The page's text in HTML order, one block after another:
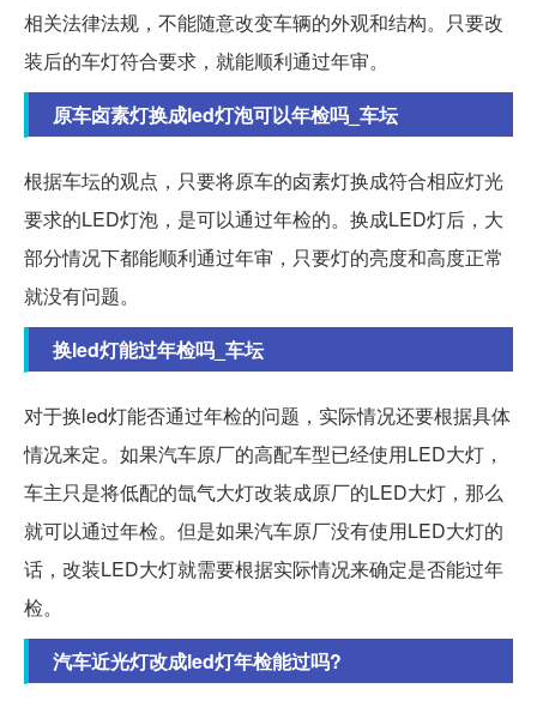
相关法律法规，不能随意改变车辆的外观和结构。只要改
装后的车灯符合要求，就能顺利通过年审。
原车卤素灯换成led灯泡可以年检吗_车坛
根据车坛的观点，只要将原车的卤素灯换成符合相应灯光
要求的LED灯泡，是可以通过年检的。换成LED灯后，大
部分情况下都能顺利通过年审，只要灯的亮度和高度正常
就没有问题。
换led灯能过年检吗_车坛
对于换led灯能否通过年检的问题，实际情况还要根据具体
情况来定。如果汽车原厂的高配车型已经使用LED大灯，
车主只是将低配的氙气大灯改装成原厂的LED大灯，那么
就可以通过年检。但是如果汽车原厂没有使用LED大灯的
话，改装LED大灯就需要根据实际情况来确定是否能过年
检。
汽车近光灯改成led灯年检能过吗?